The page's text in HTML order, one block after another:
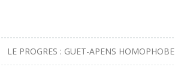
LE PROGRES : GUET-APENS HOMOPHOBE